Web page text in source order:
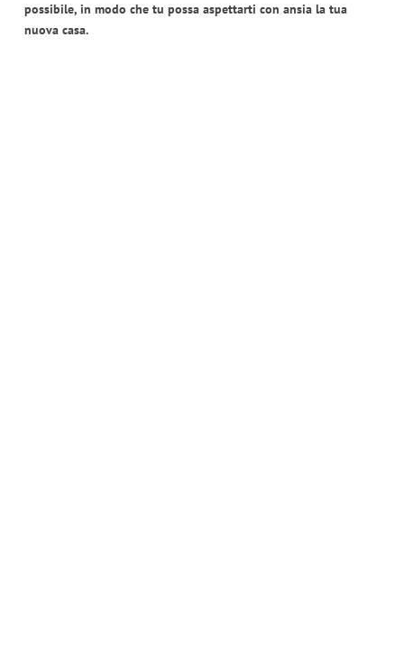
possibile, in modo che tu possa aspettarti con ansia la tua
nuova casa.